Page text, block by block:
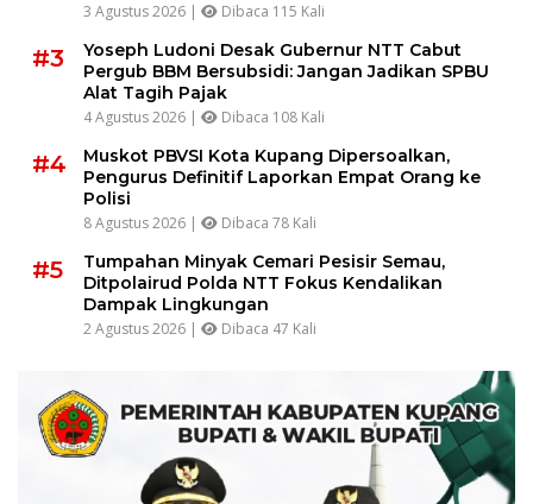
3 Agustus 2026 | Dibaca 115 Kali
#3
Yoseph Ludoni Desak Gubernur NTT Cabut
Pergub BBM Bersubsidi: Jangan Jadikan SPBU
Alat Tagih Pajak
4 Agustus 2026 | Dibaca 108 Kali
#4
Muskot PBVSI Kota Kupang Dipersoalkan,
Pengurus Definitif Laporkan Empat Orang ke
Polisi
8 Agustus 2026 | Dibaca 78 Kali
#5
Tumpahan Minyak Cemari Pesisir Semau,
Ditpolairud Polda NTT Fokus Kendalikan
Dampak Lingkungan
2 Agustus 2026 | Dibaca 47 Kali